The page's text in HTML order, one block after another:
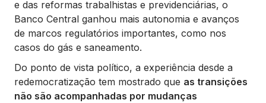
e das reformas trabalhistas e previdenciárias, o
Banco Central ganhou mais autonomia e avanços
de marcos regulatórios importantes, como nos
casos do gás e saneamento.
Do ponto de vista político, a experiência desde a
redemocratização tem mostrado que as transições
não são acompanhadas por mudanças